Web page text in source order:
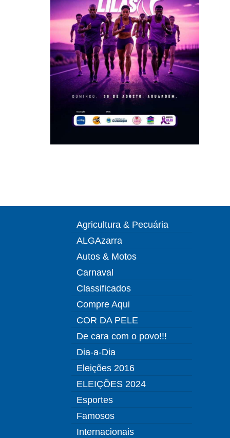
Agricultura & Pecuária
ALGAzarra
Autos & Motos
Carnaval
Classificados
Compre Aqui
COR DA PELE
De cara com o povo!!!
Dia-a-Dia
Eleições 2016
ELEIÇÕES 2024
Esportes
Famosos
Internacionais